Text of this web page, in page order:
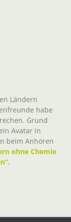
Ländern
habe
Grund
Avatar in
beim Anhören
ohne Chemie